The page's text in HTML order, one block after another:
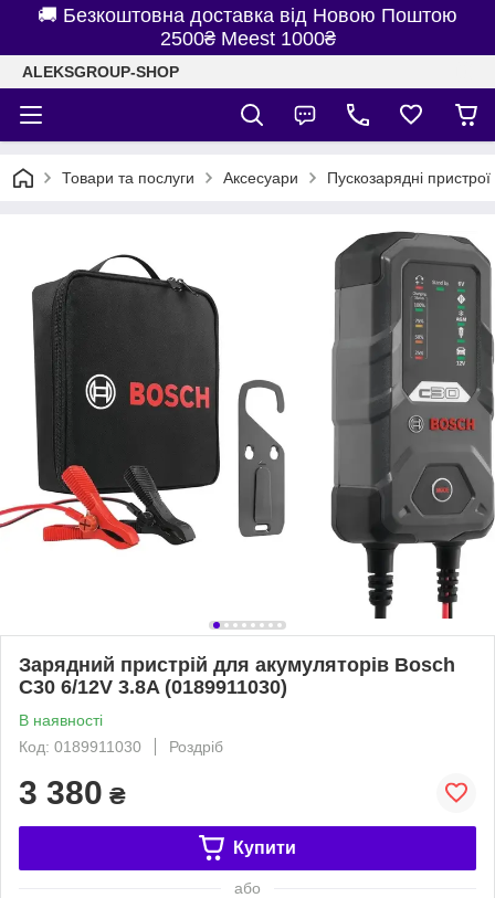
🚚 Безкоштовна доставка від Новою Поштою
2500₴ Meest 1000₴
ALEKSGROUP-SHOP
Товари та послуги Аксесуари Пускозарядні пристрої
Зарядний пристрій для акумуляторів Bosch
C30 6/12V 3.8A (0189911030)
В наявності
Код: 0189911030
Роздріб
3 380 ₴
Купити
або